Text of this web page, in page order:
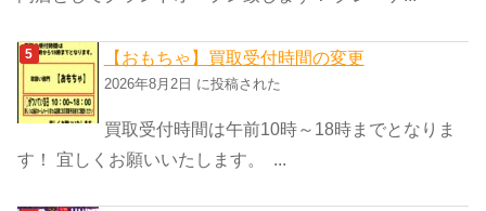
【おもちゃ】買取受付時間の変更
2026年8月2日 に投稿された
買取受付時間は午前10時～18時までとなりま
す！ 宜しくお願いいたします。 ...